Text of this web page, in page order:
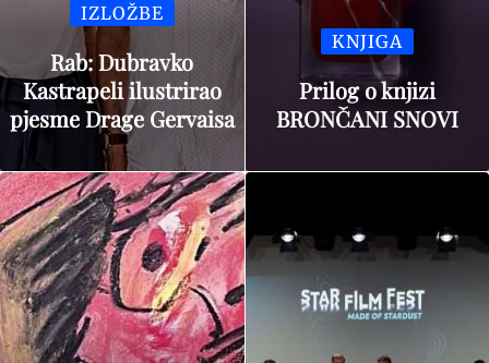
IZLOŽBE
Rab: Dubravko
Kastrapeli ilustrirao
pjesme Drage Gervaisa
KNJIGA
Prilog o knjizi
BRONČANI SNOVI